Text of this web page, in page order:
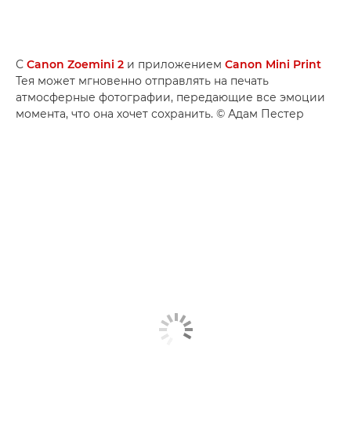
С Canon Zoemini 2 и приложением Canon Mini Print
Тея может мгновенно отправлять на печать
атмосферные фотографии, передающие все эмоции
момента, что она хочет сохранить. © Адам Пестер